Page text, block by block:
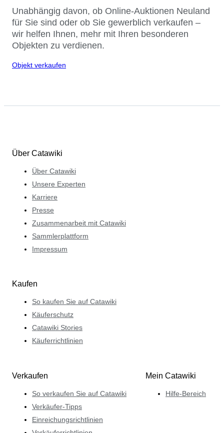
Unabhängig davon, ob Online-Auktionen Neuland
für Sie sind oder ob Sie gewerblich verkaufen –
wir helfen Ihnen, mehr mit Ihren besonderen
Objekten zu verdienen.
Objekt verkaufen
Über Catawiki
Über Catawiki
Unsere Experten
Karriere
Presse
Zusammenarbeit mit Catawiki
Sammlerplattform
Impressum
Kaufen
So kaufen Sie auf Catawiki
Käuferschutz
Catawiki Stories
Käuferrichtlinien
Verkaufen
So verkaufen Sie auf Catawiki
Verkäufer-Tipps
Einreichungsrichtlinien
Mein Catawiki
Hilfe-Bereich